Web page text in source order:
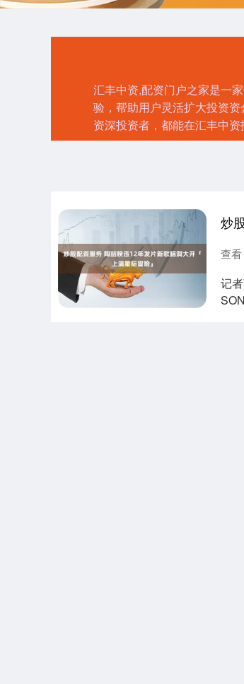
汇丰中资,配资门户之家是一
验，帮助用户灵活扩大投资
资深投资者，都能在汇丰中
查看
记